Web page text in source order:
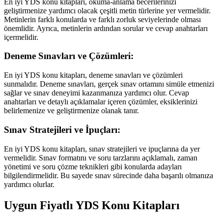
geliştirmenize yardımcı olacak çeşitli metin türlerine yer vermelidir.
Metinlerin farklı konularda ve farklı zorluk seviyelerinde olması
önemlidir. Ayrıca, metinlerin ardından sorular ve cevap anahtarları
içermelidir.
Deneme Sınavları ve Çözümleri:
En iyi YDS konu kitapları, deneme sınavları ve çözümleri
sunmalıdır. Deneme sınavları, gerçek sınav ortamını simüle etmenizi
sağlar ve sınav deneyimi kazanmanıza yardımcı olur. Cevap
anahtarları ve detaylı açıklamalar içeren çözümler, eksiklerinizi
belirlemenize ve geliştirmenize olanak tanır.
Sınav Stratejileri ve İpuçları:
En iyi YDS konu kitapları, sınav stratejileri ve ipuçlarına da yer
vermelidir. Sınav formatını ve soru tarzlarını açıklamalı, zaman
yönetimi ve soru çözme teknikleri gibi konularda adayları
bilgilendirmelidir. Bu sayede sınav sürecinde daha başarılı olmanıza
yardımcı olurlar.
Uygun Fiyatlı YDS Konu Kitapları